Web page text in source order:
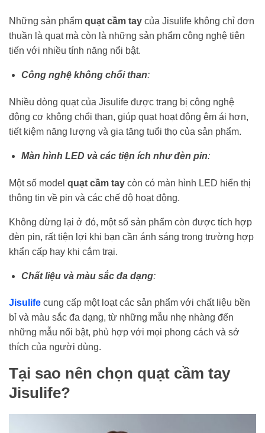
Những sản phẩm quạt cầm tay của Jisulife không chỉ đơn
thuần là quạt mà còn là những sản phẩm công nghệ tiên
tiến với nhiều tính năng nổi bật.
Công nghệ không chổi than:
Nhiều dòng quạt của Jisulife được trang bị công nghệ
động cơ không chổi than, giúp quạt hoạt động êm ái hơn,
tiết kiệm năng lượng và gia tăng tuổi thọ của sản phẩm.
Màn hình LED và các tiện ích như đèn pin:
Một số model quạt cầm tay còn có màn hình LED hiển thị
thông tin về pin và các chế độ hoạt động.
Không dừng lại ở đó, một số sản phẩm còn được tích hợp
đèn pin, rất tiện lợi khi bạn cần ánh sáng trong trường hợp
khẩn cấp hay khi cắm trại.
Chất liệu và màu sắc đa dạng:
Jisulife cung cấp một loạt các sản phẩm với chất liệu bền
bỉ và màu sắc đa dạng, từ những mẫu nhẹ nhàng đến
những mẫu nổi bật, phù hợp với mọi phong cách và sở
thích của người dùng.
Tại sao nên chọn quạt cầm tay
Jisulife?